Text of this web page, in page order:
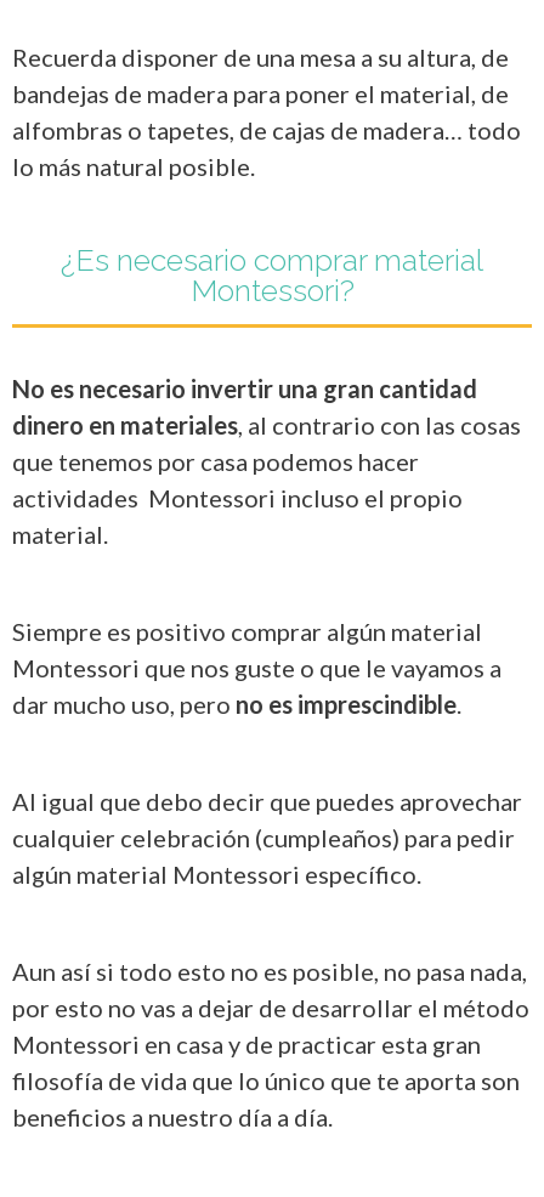
Recuerda disponer de una mesa a su altura, de
bandejas de madera para poner el material, de
alfombras o tapetes, de cajas de madera… todo
lo más natural posible.
¿Es necesario comprar material
Montessori?
No es necesario invertir una gran cantidad
dinero en materiales, al contrario con las cosas
que tenemos por casa podemos hacer
actividades Montessori incluso el propio
material.
Siempre es positivo comprar algún material
Montessori que nos guste o que le vayamos a
dar mucho uso, pero no es imprescindible.
Al igual que debo decir que puedes aprovechar
cualquier celebración (cumpleaños) para pedir
algún material Montessori específico.
Aun así si todo esto no es posible, no pasa nada,
por esto no vas a dejar de desarrollar el método
Montessori en casa y de practicar esta gran
filosofía de vida que lo único que te aporta son
beneficios a nuestro día a día.